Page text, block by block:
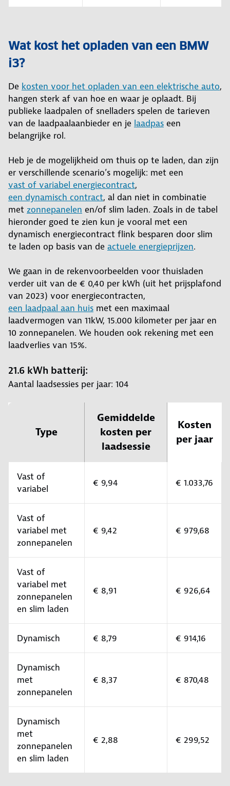
Wat kost het opladen van een BMW
i3?
De kosten voor het opladen van een elektrische auto,
hangen sterk af van hoe en waar je oplaadt. Bij
publieke laadpalen of snelladers spelen de tarieven
van de laadpaalaanbieder en je laadpas een
belangrijke rol.
Heb je de mogelijkheid om thuis op te laden, dan zijn
er verschillende scenario’s mogelijk: met een
vast of variabel energiecontract,
een dynamisch contract, al dan niet in combinatie
met zonnepanelen en/of slim laden. Zoals in de tabel
hieronder goed te zien kun je vooral met een
dynamisch energiecontract flink besparen door slim
te laden op basis van de actuele energieprijzen.
We gaan in de rekenvoorbeelden voor thuisladen
verder uit van de € 0,40 per kWh (uit het prijsplafond
van 2023) voor energiecontracten,
een laadpaal aan huis met een maximaal
laadvermogen van 11kW, 15.000 kilometer per jaar en
10 zonnepanelen. We houden ook rekening met een
laadverlies van 15%.
21.6 kWh batterij:
Aantal laadsessies per jaar: 104
Type
Gemiddelde
kosten per
laadsessie
Kosten
per jaar
Vast of
variabel
€ 9,94 € 1.033,76
Vast of
variabel met
zonnepanelen
€ 9,42 € 979,68
Vast of
variabel met
zonnepanelen
en slim laden
€ 8,91 € 926,64
Dynamisch € 8,79 € 914,16
Dynamisch
met
zonnepanelen
€ 8,37 € 870,48
Dynamisch
met
zonnepanelen
en slim laden
€ 2,88 € 299,52